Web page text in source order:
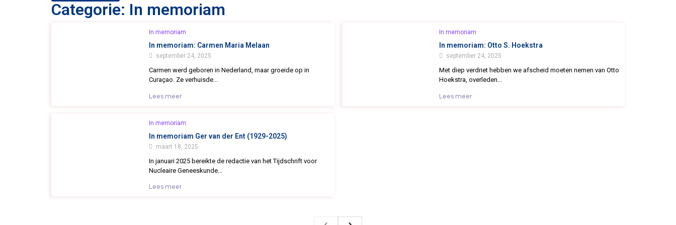
Categorie: In memoriam
In memoriam
In memoriam: Carmen Maria Melaan
september 24, 2025
Carmen werd geboren in Nederland, maar groeide op in
Curaçao. Ze verhuisde...
Lees meer
In memoriam
In memoriam: Otto S. Hoekstra
september 24, 2025
Met diep verdriet hebben we afscheid moeten nemen van Otto
Hoekstra, overleden...
Lees meer
In memoriam
In memoriam Ger van der Ent (1929-2025)
maart 18, 2025
In januari 2025 bereikte de redactie van het Tijdschrift voor
Nucleaire Geneeskunde...
Lees meer